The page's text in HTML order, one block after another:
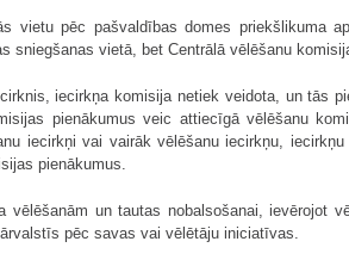
vietu pēc pašvaldības domes priekšlikuma
sniegšanas vietā, bet Centrālā vēlēšanu
iecirkņa komisija netiek veidota, un tās
pienākumus veic attiecīgā vēlēšanu
iecirkņi vai vairāk vēlēšanu iecirkņu,
pienākumus.
vēlēšanām un tautas nobalsošanai, ievērojot
pēc savas vai vēlētāju iniciatīvas.